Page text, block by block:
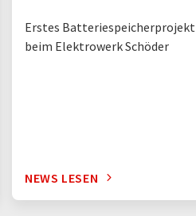
Erstes Batteriespeicherprojekt
beim Elektrowerk Schöder
NEWS LESEN